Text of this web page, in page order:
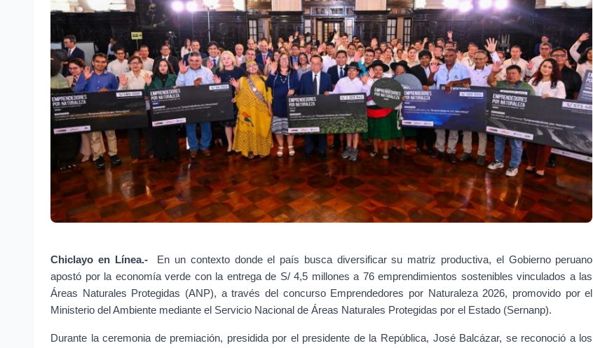
Chiclayo en Línea.-
En un contexto donde el país busca diversificar su matriz productiva, el Gobierno peruano
apostó por la economía verde con la entrega de S/ 4,5 millones a 76 emprendimientos sostenibles vinculados a las
Áreas Naturales Protegidas (ANP), a través del concurso Emprendedores por Naturaleza 2026, promovido por el
Ministerio del Ambiente mediante el Servicio Nacional de Áreas Naturales Protegidas por el Estado (Sernanp).
Durante la ceremonia de premiación, presidida por el presidente de la República, José Balcázar, se reconoció a los